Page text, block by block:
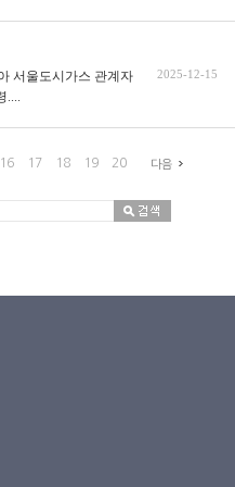
서울도시가스 관계자
....
2025-12-15
16 17 18 19 20 다음